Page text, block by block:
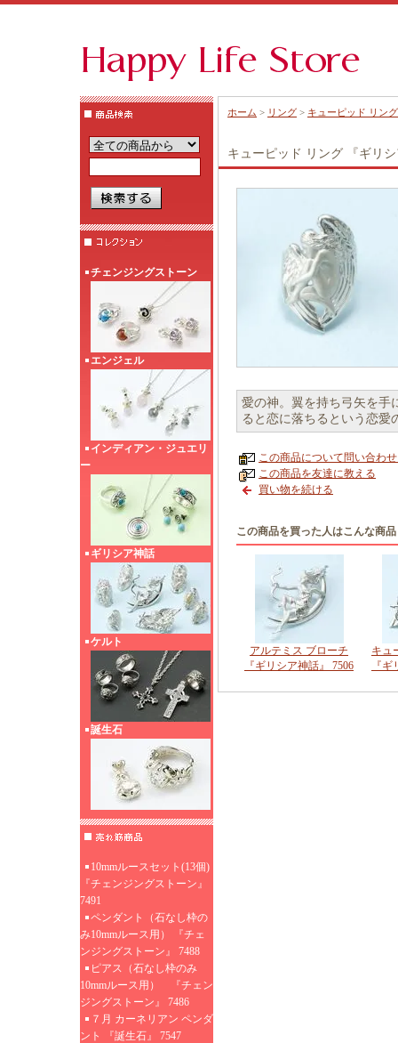
チェンジングストーン
エンジェル
インディアン・ジュエリ
ー
ギリシア神話
ケルト
誕生石
10mmルースセット(13個)
『チェンジングストーン』
7491
ペンダント（石なし枠の
み10mmルース用） 『チェ
ンジングストーン』 7488
ピアス（石なし枠のみ
10mmルース用） 『チェン
ジングストーン』 7486
７月 カーネリアン ペンダ
ント 『誕生石』 7547
ホーム > リング > キューピッド リン
キューピッド リング 『ギリ
愛の神。翼を持ち弓矢を手
ると恋に落ちるという恋愛
この商品について問い合わ
この商品を友達に教える
買い物を続ける
この商品を買った人はこんな商
アルテミス ブローチ
『ギリシア神話』 7506
キュ
『